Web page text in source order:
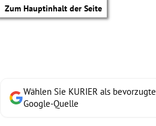
Zum Hauptinhalt der Seite
Wählen Sie KURIER als bevorzugte
Google-Quelle